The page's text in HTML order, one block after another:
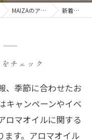
MAIZAのアロマ 新着情報
チェック
、季節に合わせたお
キャンペーンやイベ
ロマオイルに関する
ます。アロマオイル